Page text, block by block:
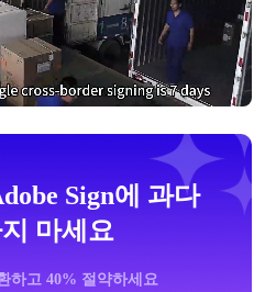
Sign에 과다
마세요
하고 40% 절약하세요